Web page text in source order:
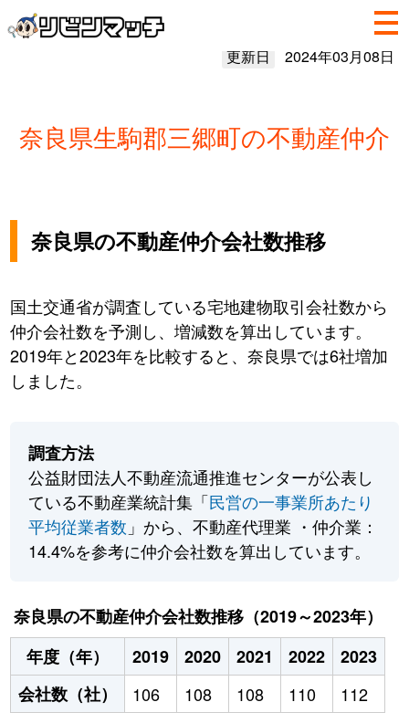
更新日 2024年03月08日
奈良県生駒郡三郷町の不動産仲介
奈良県の不動産仲介会社数推移
国土交通省が調査している宅地建物取引会社数から
仲介会社数を予測し、増減数を算出しています。
2019年と2023年を比較すると、奈良県では6社増加
しました。
調査方法
公益財団法人不動産流通推進センターが公表し
ている不動産業統計集「民営の一事業所あたり
平均従業者数 」から、不動産代理業 ・仲介業：
14.4%を参考に仲介会社数を算出しています。
奈良県の不動産仲介会社数推移（2019～2023年）
年度（年）
2019 2020 2021 2022
2023
会社数（社）
106 108 108 110 112